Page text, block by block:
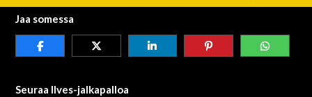
Jaa somessa
Seuraa Ilves-jalkapalloa